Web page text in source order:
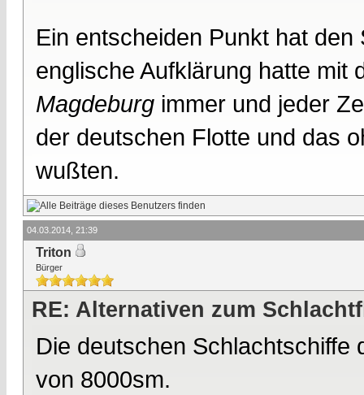
Ein entscheiden Punkt hat
englische Aufklärung hatte mit
Magdeburg immer und jeder
der deutschen Flotte und das
wußten.
04.03.2014, 21:39
Triton
Bürger
RE: Alternativen zum
Die deutschen Schlachtschiffe
von 8000sm.